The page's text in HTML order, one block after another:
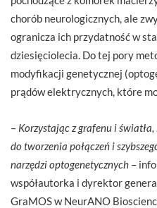
chorób neurologicznych, ale
ogranicza ich przydatność w
dziesięciolecia. Do tej pory
modyfikacji genetycznej
prądów elektrycznych, które
– Korzystając z grafenu i
do tworzenia połączeń i
narzędzi optogenetycznych –
współautorka i dyrektor
GraMOS w NeurANO